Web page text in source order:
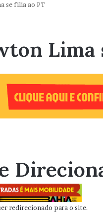
se filia ao PT
Lima
redirecionado para o site.